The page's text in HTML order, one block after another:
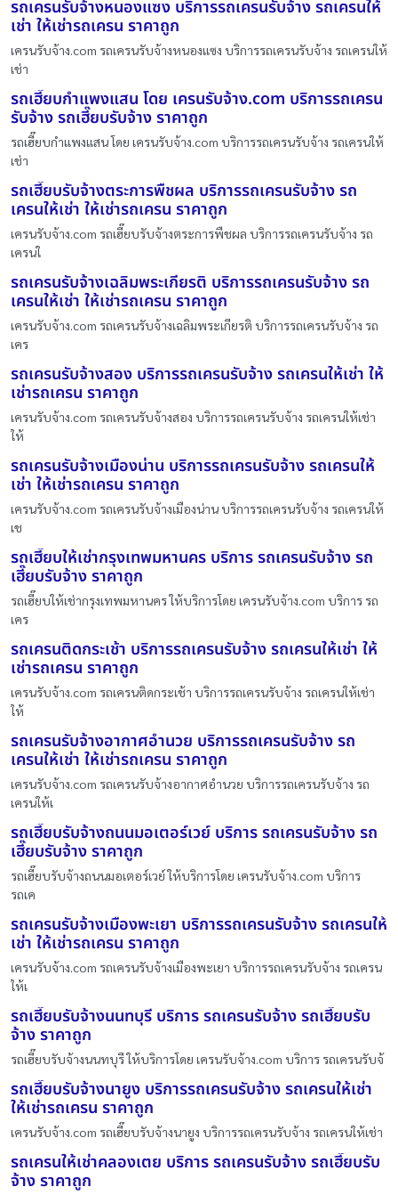
รถเครนรับจ้างหนองแซง บริการรถเครนรับจ้าง รถเครนให้
เช่า ให้เช่ารถเครน ราคาถูก
เครนรับจ้าง.com รถเครนรับจ้างหนองแซง บริการรถเครนรับจ้าง รถเครนให้
เช่า
รถเฮี๊ยบกำแพงแสน โดย เครนรับจ้าง.com บริการรถเครน
รับจ้าง รถเฮี๊ยบรับจ้าง ราคาถูก
รถเฮี๊ยบกำแพงแสน โดย เครนรับจ้าง.com บริการรถเครนรับจ้าง รถเครนให้
เช่า
รถเฮี๊ยบรับจ้างตระการพืชผล บริการรถเครนรับจ้าง รถ
เครนให้เช่า ให้เช่ารถเครน ราคาถูก
เครนรับจ้าง.com รถเฮี๊ยบรับจ้างตระการพืชผล บริการรถเครนรับจ้าง รถ
เครนใ
รถเครนรับจ้างเฉลิมพระเกียรติ บริการรถเครนรับจ้าง รถ
เครนให้เช่า ให้เช่ารถเครน ราคาถูก
เครนรับจ้าง.com รถเครนรับจ้างเฉลิมพระเกียรติ บริการรถเครนรับจ้าง รถ
เคร
รถเครนรับจ้างสอง บริการรถเครนรับจ้าง รถเครนให้เช่า ให้
เช่ารถเครน ราคาถูก
เครนรับจ้าง.com รถเครนรับจ้างสอง บริการรถเครนรับจ้าง รถเครนให้เช่า
ให้
รถเครนรับจ้างเมืองน่าน บริการรถเครนรับจ้าง รถเครนให้
เช่า ให้เช่ารถเครน ราคาถูก
เครนรับจ้าง.com รถเครนรับจ้างเมืองน่าน บริการรถเครนรับจ้าง รถเครนให้
เช
รถเฮี๊ยบให้เช่ากรุงเทพมหานคร บริการ รถเครนรับจ้าง รถ
เฮี๊ยบรับจ้าง ราคาถูก
รถเฮี๊ยบให้เช่ากรุงเทพมหานคร ให้บริการโดย เครนรับจ้าง.com บริการ รถ
เคร
รถเครนติดกระเช้า บริการรถเครนรับจ้าง รถเครนให้เช่า ให้
เช่ารถเครน ราคาถูก
เครนรับจ้าง.com รถเครนติดกระเช้า บริการรถเครนรับจ้าง รถเครนให้เช่า
ให้
รถเครนรับจ้างอากาศอำนวย บริการรถเครนรับจ้าง รถ
เครนให้เช่า ให้เช่ารถเครน ราคาถูก
เครนรับจ้าง.com รถเครนรับจ้างอากาศอำนวย บริการรถเครนรับจ้าง รถ
เครนให้เ
รถเฮี๊ยบรับจ้างถนนมอเตอร์เวย์ บริการ รถเครนรับจ้าง รถ
เฮี๊ยบรับจ้าง ราคาถูก
รถเฮี๊ยบรับจ้างถนนมอเตอร์เวย์ ให้บริการโดย เครนรับจ้าง.com บริการ
รถเค
รถเครนรับจ้างเมืองพะเยา บริการรถเครนรับจ้าง รถเครนให้
เช่า ให้เช่ารถเครน ราคาถูก
เครนรับจ้าง.com รถเครนรับจ้างเมืองพะเยา บริการรถเครนรับจ้าง รถเครน
ให้เ
รถเฮี๊ยบรับจ้างนนทบุรี บริการ รถเครนรับจ้าง รถเฮี๊ยบรับ
จ้าง ราคาถูก
รถเฮี๊ยบรับจ้างนนทบุรี ให้บริการโดย เครนรับจ้าง.com บริการ รถเครนรับจ้
รถเฮี๊ยบรับจ้างนายูง บริการรถเครนรับจ้าง รถเครนให้เช่า
ให้เช่ารถเครน ราคาถูก
เครนรับจ้าง.com รถเฮี๊ยบรับจ้างนายูง บริการรถเครนรับจ้าง รถเครนให้เช่า
รถเครนให้เช่าคลองเตย บริการ รถเครนรับจ้าง รถเฮี๊ยบรับ
จ้าง ราคาถูก